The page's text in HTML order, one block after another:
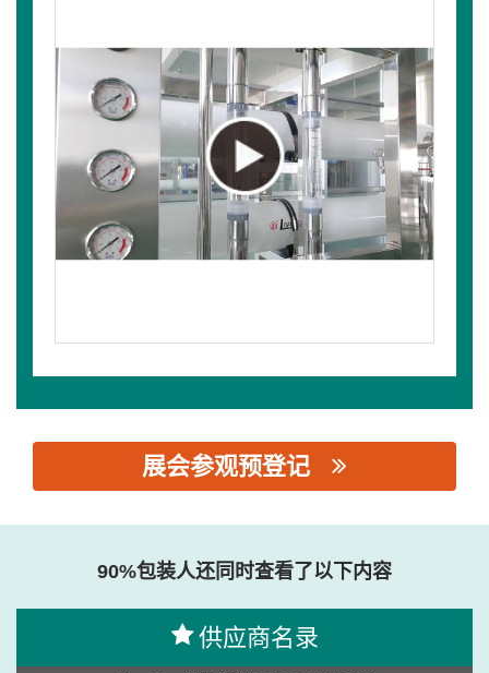
展会参观预登记
90%包装人还同时查看了以下内容
供应商名录